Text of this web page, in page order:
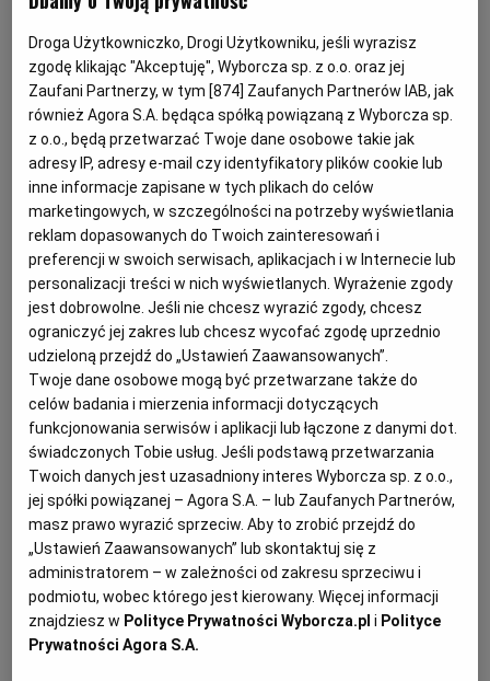
DOMOWE PRZETWORY
SOST, DIPY I INNE DODATKI
KUCHNIA MEKSYKAŃSKA
KUCHNIA INDYJSKA
KUCHNIA HISZPAŃSKA
KUCHNIA NIEMIECKA
GLIWICE
GORZÓW WIELKOPOLSKI
KALISZ
KATOWICE
KIELCE
KOSZALIN
KRAKÓW
LUBLIN
ŁÓDŹ
OLSZTYN
WYBORCZA TV I VOD
TYLKO ZDROWIE
KSIĄŻKI. MAGAZYN DO CZYTANIA
NASZA EUROPA
SŁÓWKA. MAGAZYN O JĘZYKU
BIQDATA
JUTRONAUCI
ARCHIWUM
INNE SERWISY
GAZETA.PL
TOK FM
SPORT.PL
PUBLIO.PL
KULTURALNYSKLEP.PL
DZIECKO
Baryłka i Cezary Łasiczka
O tym, czym jest dobry pączek, mówi Jan Olczak,
właściciel cukierni Olczak i Syn oraz honorowy prezes
Stowarzyszenia Cukierników, Karmelarzy i Lodziarzy
RP.
Magda Kłodecka: Jada pan pączki w tłusty
czwartek?
Jan Olczak : Proszę pani, ja codziennie zjadam pączka,
nie może być inaczej.
A próbował pan pączka z innej cukierni?
- Jem tylko nasze.
Droga Użytkowniczko, Drogi Użytkowniku, jeśli wyrazisz
zgodę klikając "Akceptuję", Wyborcza sp. z o.o. oraz jej
Zaufani Partnerzy, w tym [874] Zaufanych Partnerów IAB, jak
również Agora S.A. będąca spółką powiązaną z Wyborcza sp.
z o.o., będą przetwarzać Twoje dane osobowe takie jak
adresy IP, adresy e-mail czy identyfikatory plików cookie lub
inne informacje zapisane w tych plikach do celów
marketingowych, w szczególności na potrzeby wyświetlania
reklam dopasowanych do Twoich zainteresowań i
preferencji w swoich serwisach, aplikacjach i w Internecie lub
personalizacji treści w nich wyświetlanych. Wyrażenie zgody
jest dobrowolne. Jeśli nie chcesz wyrazić zgody, chcesz
ograniczyć jej zakres lub chcesz wycofać zgodę uprzednio
udzieloną przejdź do „Ustawień Zaawansowanych”.
Twoje dane osobowe mogą być przetwarzane także do
celów badania i mierzenia informacji dotyczących
funkcjonowania serwisów i aplikacji lub łączone z danymi dot.
świadczonych Tobie usług. Jeśli podstawą przetwarzania
Twoich danych jest uzasadniony interes Wyborcza sp. z o.o.,
jej spółki powiązanej – Agora S.A. – lub Zaufanych Partnerów,
masz prawo wyrazić sprzeciw. Aby to zrobić przejdź do
„Ustawień Zaawansowanych” lub skontaktuj się z
administratorem – w zależności od zakresu sprzeciwu i
podmiotu, wobec którego jest kierowany. Więcej informacji
znajdziesz w Polityce Prywatności Wyborcza.pl i Polityce
Prywatności Agora S.A.